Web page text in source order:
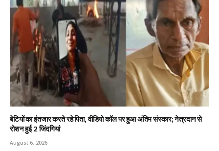
बेटियों का इंतजार करते रहे पिता, वीडियो कॉल पर हुआ अंतिम संस्कार; नेत्रदान से
रोशन हुई 2 जिंदगियां
August 6, 2026